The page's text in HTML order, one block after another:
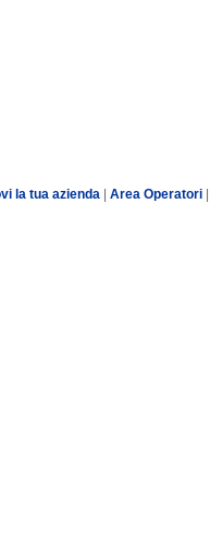
la tua azienda Area Operatori